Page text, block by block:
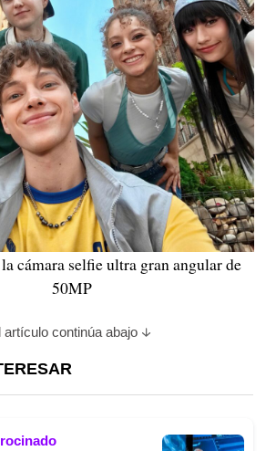
cámara selfie ultra gran angular de
50MP
artículo continúa abajo